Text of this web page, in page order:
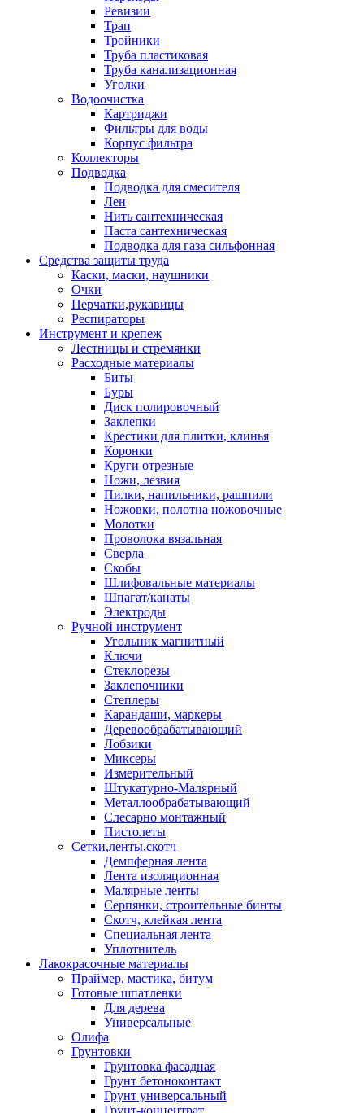
Ревизии
Трап
Тройники
Труба пластиковая
Труба канализационная
Уголки
Водоочистка
Картриджи
Фильтры для воды
Корпус фильтра
Коллекторы
Подводка
Подводка для смесителя
Лен
Нить сантехническая
Паста сантехническая
Подводка для газа сильфонная
Средства защиты труда
Каски, маски, наушники
Очки
Перчатки,рукавицы
Респираторы
Инструмент и крепеж
Лестницы и стремянки
Расходные материалы
Биты
Буры
Диск полировочный
Заклепки
Крестики для плитки, клинья
Коронки
Круги отрезные
Ножи, лезвия
Пилки, напильники, рашпили
Ножовки, полотна ножовочные
Молотки
Проволока вязальная
Сверла
Скобы
Шлифовальные материалы
Шпагат/канаты
Электроды
Ручной инструмент
Угольник магнитный
Ключи
Стеклорезы
Заклепочники
Степлеры
Карандаши, маркеры
Деревообрабатывающий
Лобзики
Миксеры
Измерительный
Штукатурно-Малярный
Металлообрабатывающий
Слесарно монтажный
Пистолеты
Сетки,ленты,скотч
Демпферная лента
Лента изоляционная
Малярные ленты
Серпянки, строительные бинты
Скотч, клейкая лента
Специальная лента
Уплотнитель
Лакокрасочные материалы
Праймер, мастика, битум
Готовые шпатлевки
Для дерева
Универсальные
Олифа
Грунтовки
Грунтовка фасадная
Грунт бетоноконтакт
Грунт универсальный